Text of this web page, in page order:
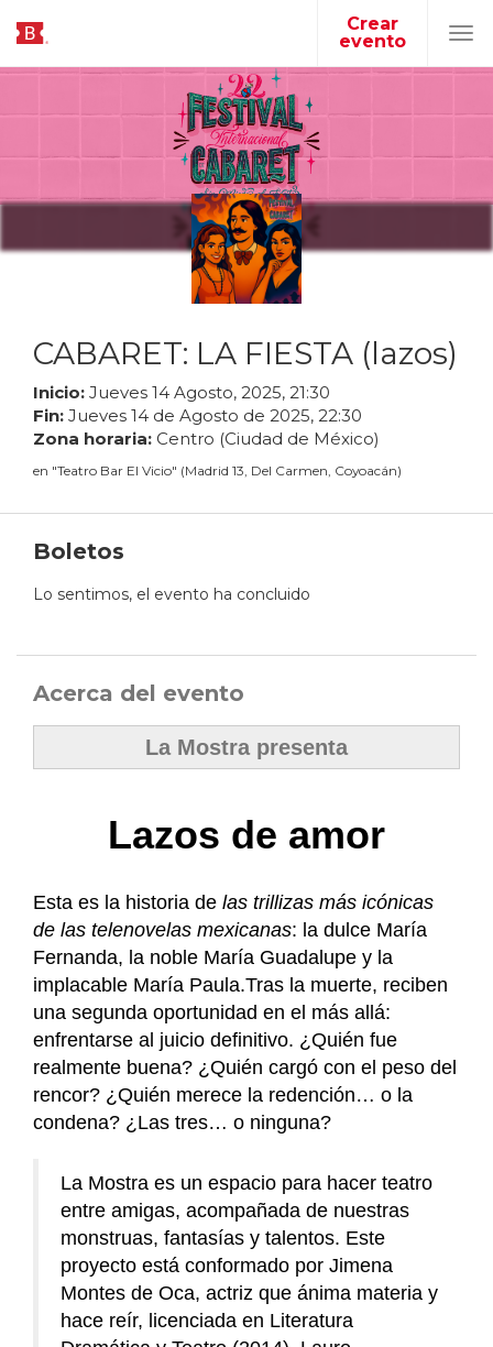
Crear
evento
CABARET: LA FIESTA (lazos)
Inicio: Jueves 14 Agosto, 2025, 21:30
Fin: Jueves 14 de Agosto de 2025, 22:30
Zona horaria: Centro (Ciudad de México)
en "Teatro Bar El Vicio" (Madrid 13, Del Carmen, Coyoacán)
Boletos
Lo sentimos, el evento ha concluido
Acerca del evento
La Mostra presenta
Lazos de amor
Esta es la historia de las trillizas más icónicas
de las telenovelas mexicanas: la dulce María
Fernanda, la noble María Guadalupe y la
implacable María Paula.Tras la muerte, reciben
una segunda oportunidad en el más allá:
enfrentarse al juicio definitivo. ¿Quién fue
realmente buena? ¿Quién cargó con el peso del
rencor? ¿Quién merece la redención… o la
condena? ¿Las tres… o ninguna?
La Mostra es un espacio para hacer teatro
entre amigas, acompañada de nuestras
monstruas, fantasías y talentos. Este
proyecto está conformado por Jimena
Montes de Oca, actriz que ánima materia y
hace reír, licenciada en Literatura